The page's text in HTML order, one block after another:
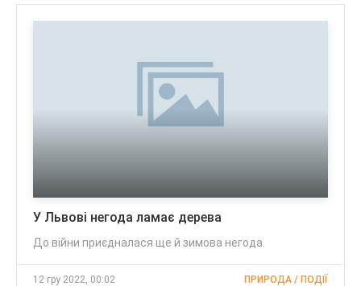
У Львові негода ламає дерева
До війни приєдналася ще й зимова негода.
12 гру 2022, 00:02 ПРИРОДА / ПОДІЇ